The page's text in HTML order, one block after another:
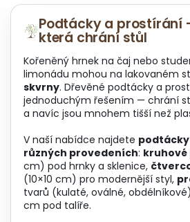
c
r
v
k
y
v
p
i
s
u
k
o
n
í
Podtácky a prostírání
která chrání stůl
Kořeněný hrnek na čaj nebo
limonádu mohou na lakovaném
skvrny. Dřevěné podtácky a
jednoduchým řešením — chrání
a navíc jsou mnohem tišší než
V naší nabídce najdete
různých provedeních:
cm) pod hrnky a sklenice,
(10×10 cm) pro modernější styl,
tvarů (kulaté, oválné,
cm pod talíře.